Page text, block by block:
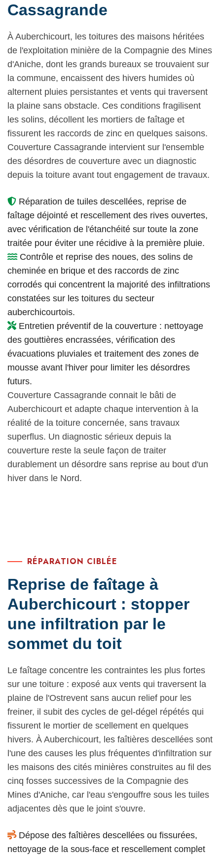
Cassagrande
À Auberchicourt, les toitures des maisons héritées
de l'exploitation minière de la Compagnie des Mines
d'Aniche, dont les grands bureaux se trouvaient sur
la commune, encaissent des hivers humides où
alternent pluies persistantes et vents qui traversent
la plaine sans obstacle. Ces conditions fragilisent
les solins, décollent les mortiers de faîtage et
fissurent les raccords de zinc en quelques saisons.
Couverture Cassagrande intervient sur l'ensemble
des désordres de couverture avec un diagnostic
depuis la toiture avant tout engagement de travaux.
Réparation de tuiles descellées, reprise de
faîtage déjointé et rescellement des rives ouvertes,
avec vérification de l'étanchéité sur toute la zone
traitée pour éviter une récidive à la première pluie.
Contrôle et reprise des noues, des solins de
cheminée en brique et des raccords de zinc
corrodés qui concentrent la majorité des infiltrations
constatées sur les toitures du secteur
auberchicourtois.
Entretien préventif de la couverture : nettoyage
des gouttières encrassées, vérification des
évacuations pluviales et traitement des zones de
mousse avant l'hiver pour limiter les désordres
futurs.
Couverture Cassagrande connait le bâti de
Auberchicourt et adapte chaque intervention à la
réalité de la toiture concernée, sans travaux
superflus. Un diagnostic sérieux depuis la
couverture reste la seule façon de traiter
durablement un désordre sans reprise au bout d'un
hiver dans le Nord.
RÉPARATION CIBLÉE
Reprise de faîtage à
Auberchicourt : stopper
une infiltration par le
sommet du toit
Le faîtage concentre les contraintes les plus fortes
sur une toiture : exposé aux vents qui traversent la
plaine de l'Ostrevent sans aucun relief pour les
freiner, il subit des cycles de gel-dégel répétés qui
fissurent le mortier de scellement en quelques
hivers. À Auberchicourt, les faîtières descellées sont
l'une des causes les plus fréquentes d'infiltration sur
les maisons des cités minières construites au fil des
cinq fosses successives de la Compagnie des
Mines d'Aniche, car l'eau s'engouffre sous les tuiles
adjacentes dès que le joint s'ouvre.
Dépose des faîtières descellées ou fissurées,
nettoyage de la sous-face et rescellement complet